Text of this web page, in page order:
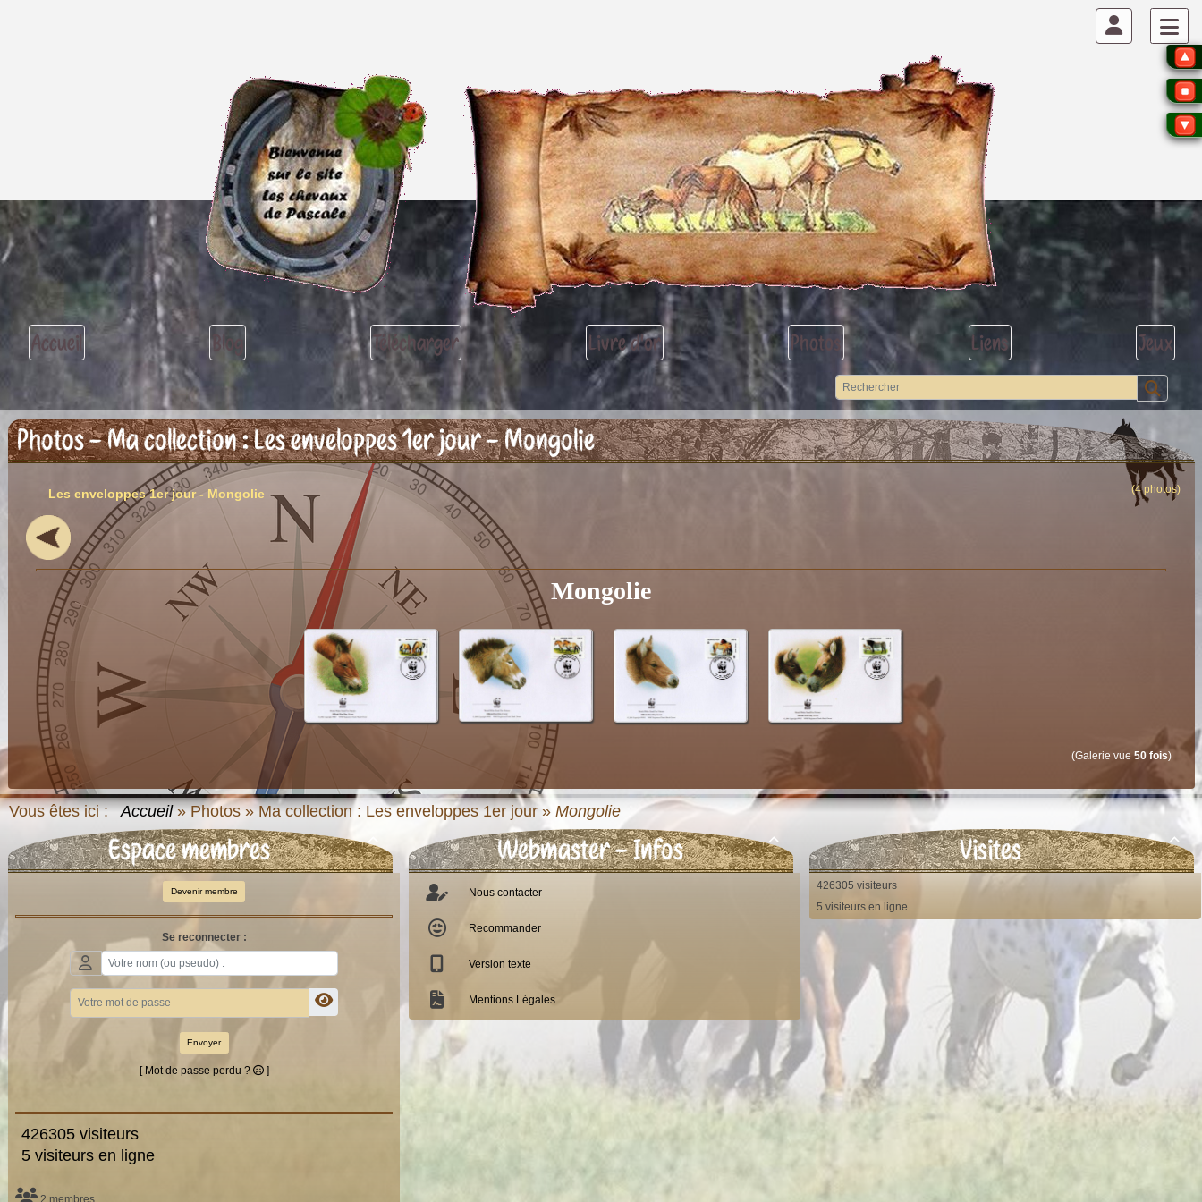
Accueil Blog Télécharger Livre d'or Photos Liens Jeux
Photos - Ma collection : Les enveloppes 1er jour - Mongolie
Les enveloppes 1er jour - Mongolie (4 photos)
Mongolie
(Galerie vue 50 fois)
Vous êtes ici :Accueil»Photos»Ma collection : Les enveloppes 1er jour » Mongolie
Espace membres
Devenir membre
Se reconnecter :
Envoyer
[ Mot de passe perdu ? ]
426305 visiteurs
5 visiteurs en ligne
2 membres

Webmaster - Infos
Nous contacter
Recommander
Version texte
Mentions Légales

Visites
426305 visiteurs
5 visiteurs en ligne